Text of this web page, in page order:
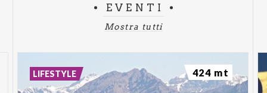
EVENTI
Mostra tutti
LIFESTYLE 424 mt